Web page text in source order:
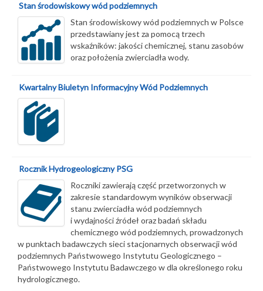
Stan środowiskowy wód podziemnych
Stan środowiskowy wód podziemnych w Polsce
przedstawiany jest za pomocą trzech
wskaźników: jakości chemicznej, stanu zasobów
oraz położenia zwierciadła wody.
Kwartalny Biuletyn Informacyjny Wód Podziemnych
Rocznik Hydrogeologiczny PSG
Roczniki zawierają część przetworzonych w
zakresie standardowym wyników obserwacji
stanu zwierciadła wód podziemnych
i wydajności źródeł oraz badań składu
chemicznego wód podziemnych, prowadzonych
w punktach badawczych sieci stacjonarnych obserwacji wód
podziemnych Państwowego Instytutu Geologicznego –
Państwowego Instytutu Badawczego w dla określonego roku
hydrologicznego.